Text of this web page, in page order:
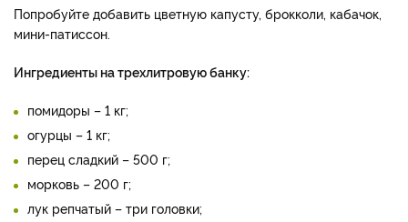
Попробуйте добавить цветную капусту, брокколи, кабачок,
мини-патиссон.
Ингредиенты на трехлитровую банку:
помидоры – 1 кг;
огурцы – 1 кг;
перец сладкий – 500 г;
морковь – 200 г;
лук репчатый – три головки;